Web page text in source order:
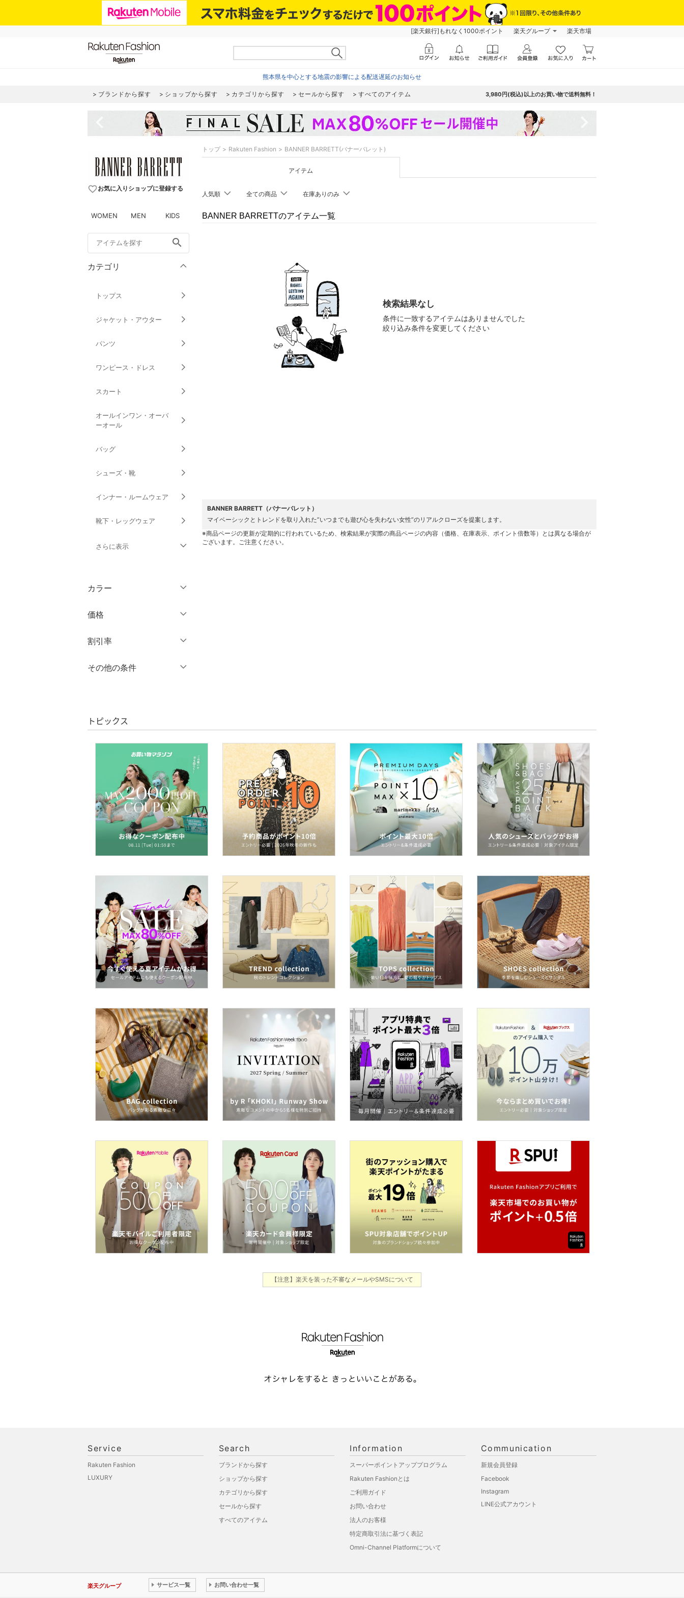
[楽天銀行]もれなく1000ポイント 楽天グループ 楽天市場
熊本県を中心とする地震の影響による配送遅延のお知らせ
ブランドから探す ショップから探す カテゴリから探す セールから探す すべてのアイテム 3,980円(税込)以上のお買い物で送料無料！
favorite_borderお気に入りショップに登録する
WOMEN MEN KIDS
search
カテゴリ
トップス
ジャケット・アウター
パンツ
ワンピース・ドレス
スカート
オールインワン・オーバ
ーオール
バッグ
シューズ・靴
インナー・ルームウェア
靴下・レッグウェア
さらに表示
アクセサリー・腕時計
財布・ポーチ・ケース
帽子
ヘアアクセサリー
スーツ・フォーマル
着物・浴衣・和装小物
スキンケア
ベースメイク
メイクアップ
ボディケア・オーラルケ
ヘアケア
フレグランス
メイク道具・美容器具
食器・調理器具・キッチ
ン用品
インテリア・生活雑貨
スマホグッズ・オーディ
オ機器
スポーツ・アウトドア用
品
ペット用品
福袋・ギフト・その他
カラー
価格
絞り込み
割引率
％OFF～ ％OFF
その他の条件
クリア 絞り込み
トップ Rakuten Fashion BANNER BARRETT(バナーバレット)
アイテム
人気順 全ての商品 在庫ありのみ
BANNER BARRETTのアイテム一覧
検索結果なし
条件に一致するアイテムはありませんでした
絞り込み条件を変更してください
BANNER BARRETT（バナーバレット）
マイベーシックとトレンドを取り入れた”いつまでも遊び心を失わない女性”のリアルクローズを提案します。
※商品ページの更新が定期的に行われているため、検索結果が実際の商品ページの内容（価格、在庫表示、ポイント倍数等）とは異なる場合が
ございます。ご注意ください。
トピックス
【注意】楽天を装った不審なメールやSMSについて
Service
Rakuten Fashion
LUXURY
Search
ブランドから探す
ショップから探す
カテゴリから探す
セールから探す
すべてのアイテム
Information
スーパーポイントアッププログラム
Rakuten Fashionとは
ご利用ガイド
お問い合わせ
法人のお客様
特定商取引法に基づく表記
Omni-Channel Platformについて
Communication
新規会員登録
Facebook
Instagram
LINE公式アカウント
楽天グループ サービス一覧 お問い合わせ一覧